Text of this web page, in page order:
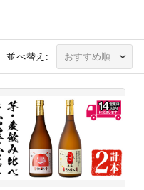
並べ替え: